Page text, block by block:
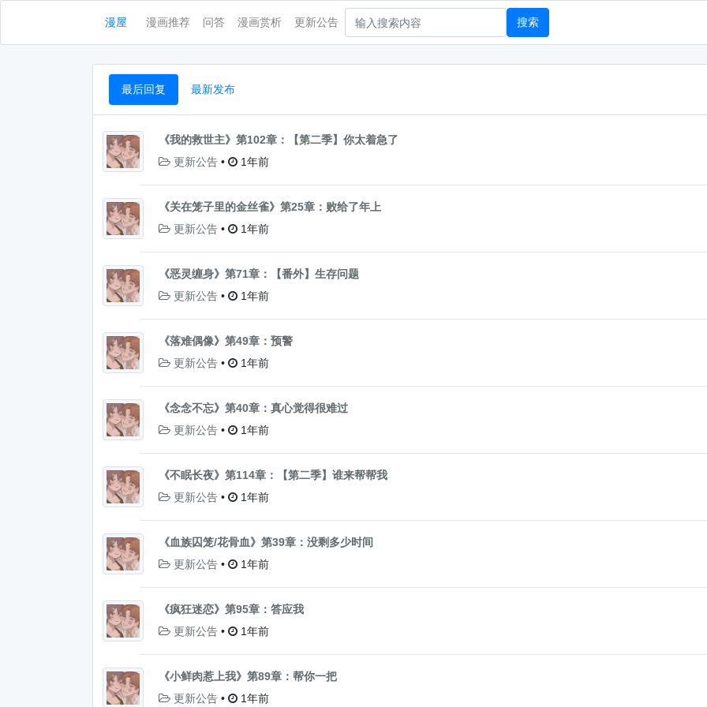
漫屋 漫画推荐 问答 漫画赏析 更新公告 搜索
最后回复 最新发布
《我的救世主》第102章：【第二季】你太着急了
更新公告 • 1年前
《关在笼子里的金丝雀》第25章：败给了年上
更新公告 • 1年前
《恶灵缠身》第71章：【番外】生存问题
更新公告 • 1年前
《落难偶像》第49章：预警
更新公告 • 1年前
《念念不忘》第40章：真心觉得很难过
更新公告 • 1年前
《不眠长夜》第114章：【第二季】谁来帮帮我
更新公告 • 1年前
《血族囚笼/花骨血》第39章：没剩多少时间
更新公告 • 1年前
《疯狂迷恋》第95章：答应我
更新公告 • 1年前
《小鲜肉惹上我》第89章：帮你一把
更新公告 • 1年前